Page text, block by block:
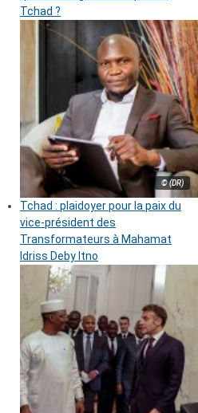
Tchad ?
© (DR)
Tchad : plaidoyer pour la paix du
vice-président des
Transformateurs à Mahamat
Idriss Deby Itno